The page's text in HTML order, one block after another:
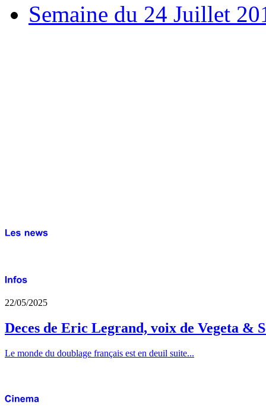
Semaine du 24 Juillet
22/05/2025
Deces de Eric Legrand, voix de Vegeta &
Le monde du doublage français est en deuil suite...